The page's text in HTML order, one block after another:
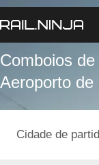
Comboios
Aeroporto de
Cidade de